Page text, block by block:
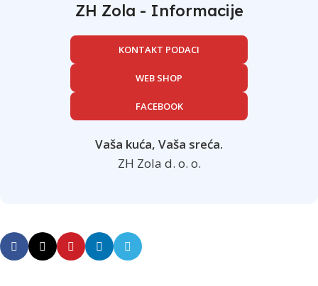
ZH Zola - Informacije
KONTAKT PODACI
WEB SHOP
FACEBOOK
Vaša kuća, Vaša sreća.
ZH Zola d. o. o.